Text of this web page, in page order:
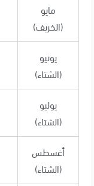
مايو
(الخريف)
يونيو
(الشتاء)
يوليو
(الشتاء)
أغسطس
(الشتاء)